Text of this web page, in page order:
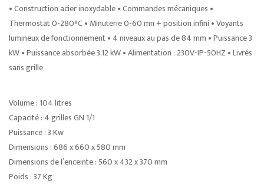
• Construction acier inoxydable • Commandes mécaniques •
Thermostat 0-280°C • Minuterie 0-60 mn + position infini • Voyants
lumineux de fonctionnement • 4 niveaux au pas de 84 mm • Puissance 3
kW • Puissance absorbée 3,12 kW • Alimentation : 230V-IP-50HZ • Livrés
sans grille
Volume : 104 litres
Capacité : 4 grilles GN 1/1
Puissance : 3 Kw
Dimensions : 686 x 660 x 580 mm
Dimensions de l’enceinte : 560 x 432 x 370 mm
Poids : 37 Kg